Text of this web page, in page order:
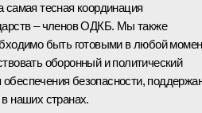
самая тесная координация
– членов ОДКБ. Мы также
быть готовыми в любой
оборонный и политический
безопасности,
наших странах.